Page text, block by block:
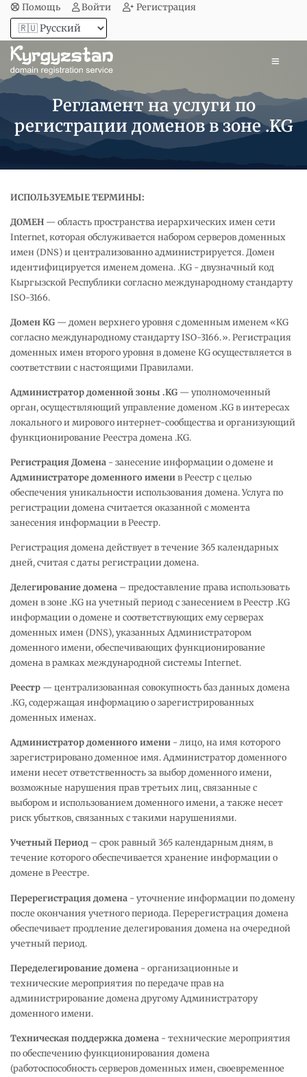
Помощь Войти Регистрация
Регламент на услуги по
регистрации доменов в зоне .KG
ИСПОЛЬЗУЕМЫЕ ТЕРМИНЫ:
ДОМЕН — область пространства иерархических имен сети
Internet, которая обслуживается набором серверов доменных
имен (DNS) и централизованно администрируется. Домен
идентифицируется именем домена. .KG - двузначный код
Кыргызской Республики согласно международному стандарту
ISO-3166.
Домен KG — домен верхнего уровня с доменным именем «KG
согласно международному стандарту ISO-3166.». Регистрация
доменных имен второго уровня в домене KG осуществляется в
соответствии с настоящими Правилами.
Администратор доменной зоны .KG — уполномоченный
орган, осуществляющий управление доменом .KG в интересах
локального и мирового интернет-сообщества и организующий
функционирование Реестра домена .KG.
Регистрация Домена - занесение информации о домене и
Администраторе доменного имени в Реестр с целью
обеспечения уникальности использования домена. Услуга по
регистрации домена считается оказанной с момента
занесения информации в Реестр.
Регистрация домена действует в течение 365 календарных
дней, считая с даты регистрации домена.
Делегирование домена – предоставление права использовать
домен в зоне .KG на учетный период с занесением в Реестр .KG
информации о домене и соответствующих ему серверах
доменных имен (DNS), указанных Администратором
доменного имени, обеспечивающих функционирование
домена в рамках международной системы Internet.
Реестр — централизованная совокупность баз данных домена
.KG, содержащая информацию о зарегистрированных
доменных именах.
Администратор доменного имени - лицо, на имя которого
зарегистрировано доменное имя. Администратор доменного
имени несет ответственность за выбор доменного имени,
возможные нарушения прав третьих лиц, связанные с
выбором и использованием доменного имени, а также несет
риск убытков, связанных с такими нарушениями.
Учетный Период – срок равный 365 календарным дням, в
течение которого обеспечивается хранение информации о
домене в Реестре.
Перерегистрация домена - уточнение информации по домену
после окончания учетного периода. Перерегистрация домена
обеспечивает продление делегирования домена на очередной
учетный период.
Переделегирование домена - организационные и
технические мероприятия по передаче прав на
администрирование домена другому Администратору
доменного имени.
Техническая поддержка домена - технические мероприятия
по обеспечению функционирования домена
(работоспособность серверов доменных имен, своевременное